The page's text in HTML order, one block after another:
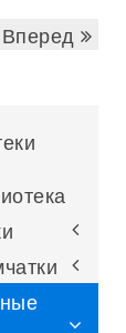
Вперед